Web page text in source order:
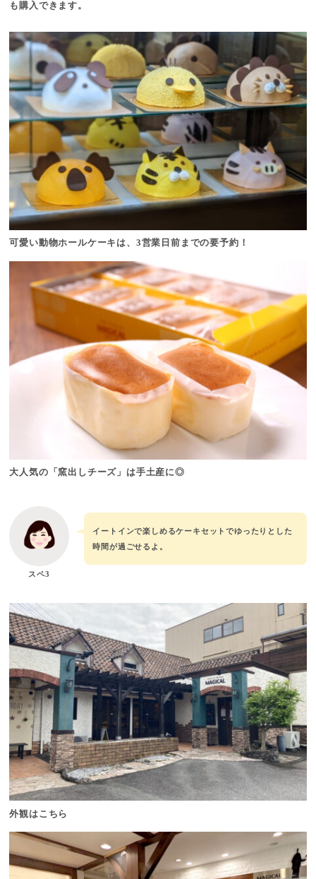
も購入できます。
可愛い動物ホールケーキは、3営業日前までの要予約！
大人気の「窯出しチーズ」は手土産に◎
スペ3
イートインで楽しめるケーキセットでゆったりとした
時間が過ごせるよ。
外観はこちら